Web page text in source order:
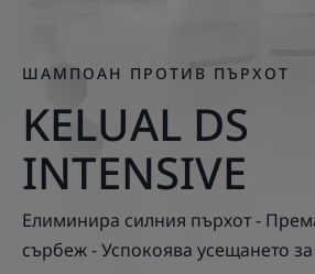
ШАМПОАН ПРОТИВ ПЪРХОТ
KELUAL DS
INTENSIVE
Елиминира силния пърхот -
сърбеж - Успокоява усещането